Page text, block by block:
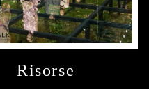
Risorse